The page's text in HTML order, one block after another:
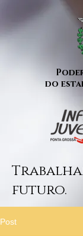
do
futuro.
Post